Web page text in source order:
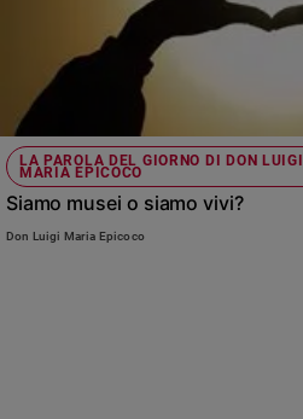
LA PAROLA DEL GIORNO DI DON LUIGI
MARIA EPICOCO
Siamo musei o siamo vivi?
Don Luigi Maria Epicoco